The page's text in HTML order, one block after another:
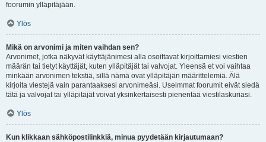
foorumin ylläpitäjään.
Ylös
Mikä on arvonimi ja miten vaihdan sen?
Arvonimet, jotka näkyvät käyttäjänimesi alla osoittavat kirjoittamiesi viestien
määrän tai tietyt käyttäjät, kuten ylläpitäjät tai valvojat. Yleensä et voi vaihtaa
minkään arvonimen tekstiä, sillä nämä ovat ylläpitäjän määrittelemiä. Älä
kirjoita viestejä vain parantaaksesi arvonimeäsi. Useimmat foorumit eivät siedä
tätä ja valvojat tai ylläpitäjät voivat yksinkertaisesti pienentää viestilaskuriasi.
Ylös
Kun klikkaan sähköpostilinkkiä, minua pyydetään kirjautumaan?